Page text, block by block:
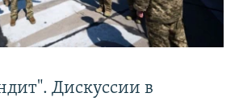
Дискуссии в